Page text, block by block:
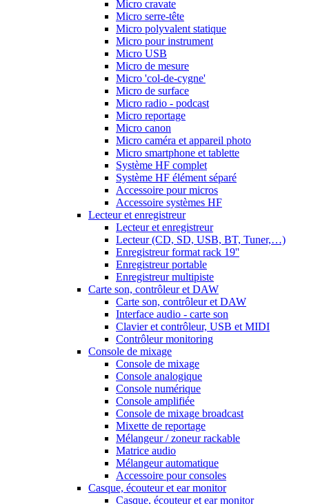
Micro cravate
Micro serre-tête
Micro polyvalent statique
Micro pour instrument
Micro USB
Micro de mesure
Micro 'col-de-cygne'
Micro de surface
Micro radio - podcast
Micro reportage
Micro canon
Micro caméra et appareil photo
Micro smartphone et tablette
Système HF complet
Système HF élément séparé
Accessoire pour micros
Accessoire systèmes HF
Lecteur et enregistreur
Lecteur et enregistreur
Lecteur (CD, SD, USB, BT, Tuner,…)
Enregistreur format rack 19''
Enregistreur portable
Enregistreur multipiste
Carte son, contrôleur et DAW
Carte son, contrôleur et DAW
Interface audio - carte son
Clavier et contrôleur, USB et MIDI
Contrôleur monitoring
Console de mixage
Console de mixage
Console analogique
Console numérique
Console amplifiée
Console de mixage broadcast
Mixette de reportage
Mélangeur / zoneur rackable
Matrice audio
Mélangeur automatique
Accessoire pour consoles
Casque, écouteur et ear monitor
Casque, écouteur et ear monitor